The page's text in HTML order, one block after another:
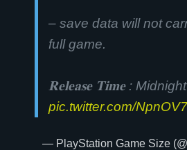
– save data will not
full game.
𝐑𝐞𝐥𝐞𝐚𝐬𝐞 𝐓𝐢𝐦𝐞 : Midnight
pic.twitter.com/
— PlayStation Game Size